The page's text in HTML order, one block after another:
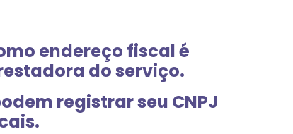
endereço fiscal é
do serviço.
registrar seu CNPJ